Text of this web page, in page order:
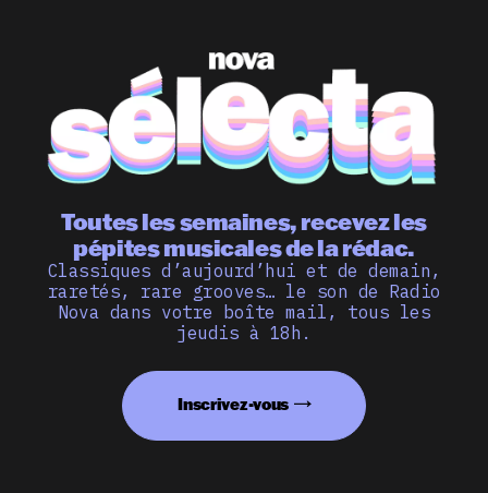
Toutes les semaines, recevez les
pépites musicales de la rédac.
Classiques d’aujourd’hui et de demain,
raretés, rare grooves… le son de Radio
Nova dans votre boîte mail, tous les
jeudis à 18h.
Inscrivez-vous